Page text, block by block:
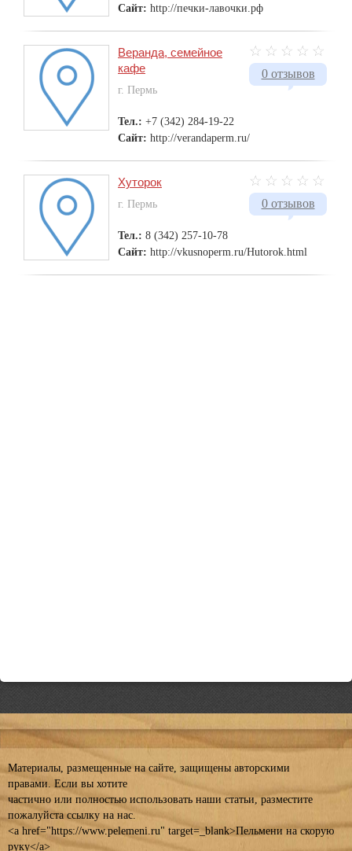
Сайт: http://печки-лавочки.рф
0 отзывов
Веранда, семейное
кафе
г. Пермь
Тел.: +7 (342) 284-19-22
Сайт: http://verandaperm.ru/
0 отзывов
Хуторок
г. Пермь
Тел.: 8 (342) 257-10-78
Сайт: http://vkusnoperm.ru/Hutorok.html
Материалы, размещенные на сайте, защищены авторскими
правами. Если вы хотите
частично или полностью использовать наши статьи, разместите
пожалуйста ссылку на нас.
<a href="https://www.pelemeni.ru" target=_blank>Пельмени на скорую
руку</a>